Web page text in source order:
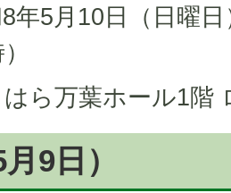
8年5月10日（日曜
はら万葉ホール1
9日）